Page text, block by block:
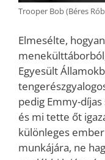
Trooper Bob (Béres
Elmesélte,
Egyesült
pedig Emmy-
és mi tette őt
különleges
munkájára, ne